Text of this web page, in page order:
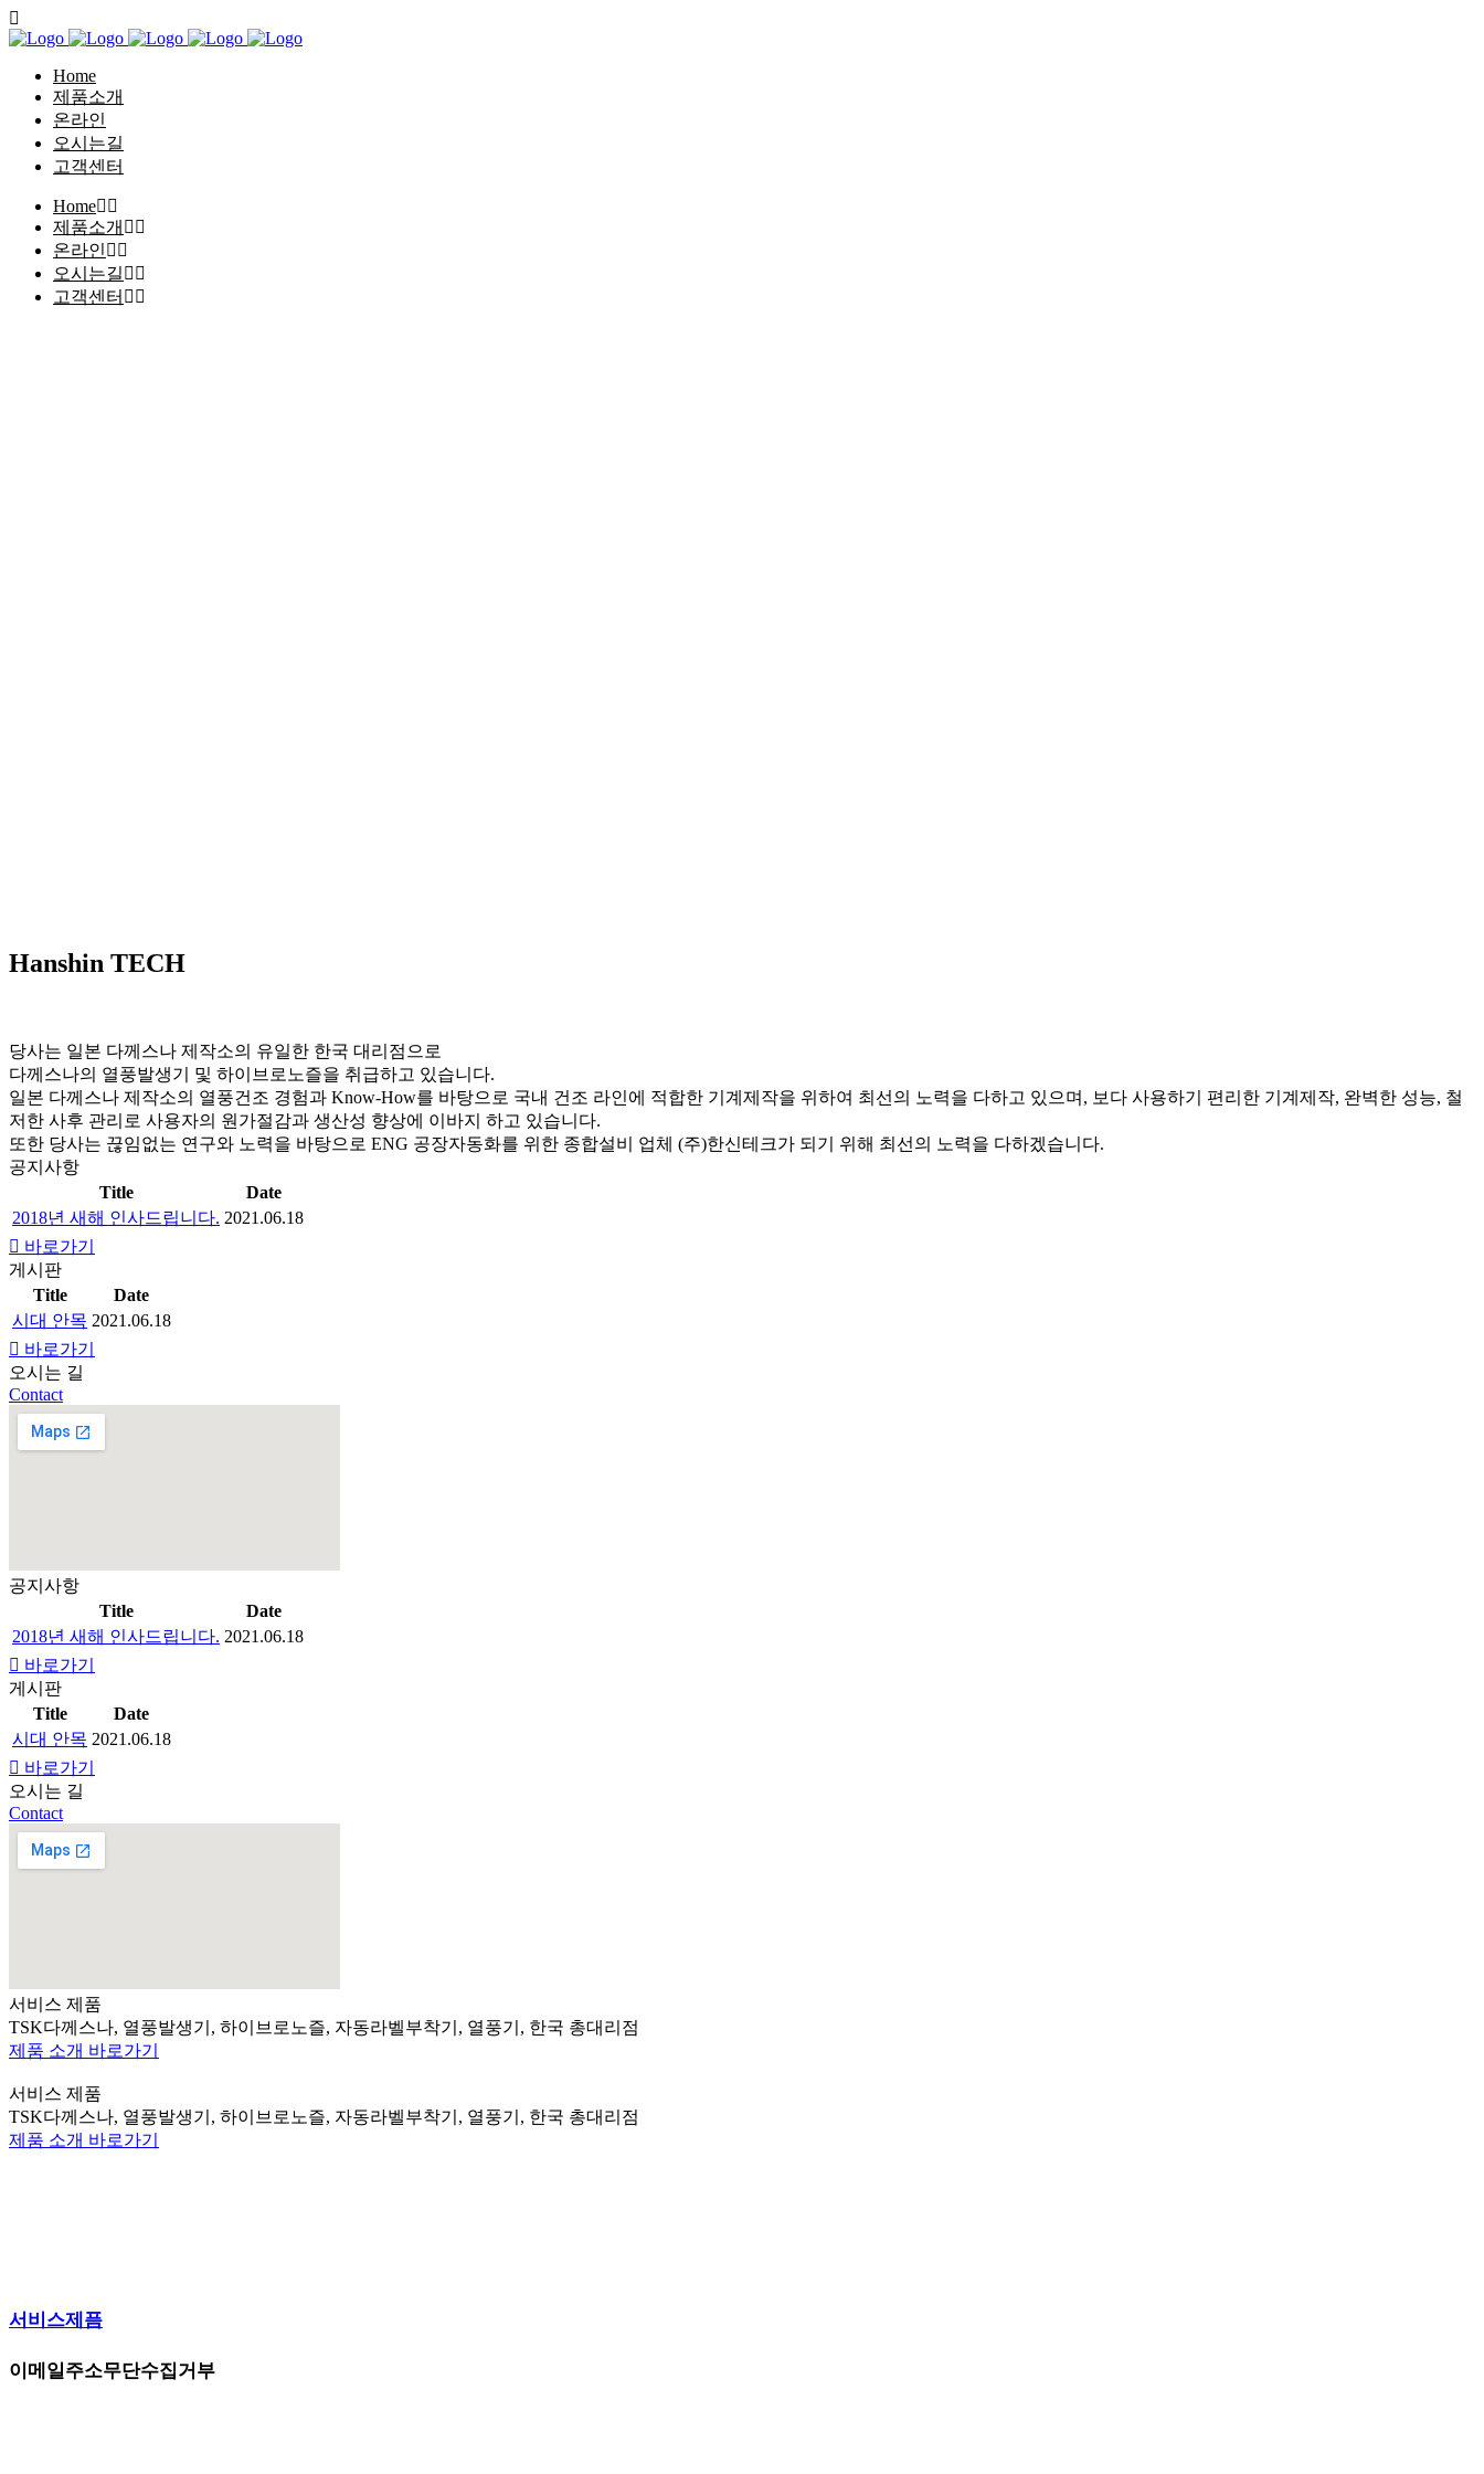
Home
제품소개
온라인
오시는길
고객센터
Home
제품소개
온라인
오시는길
고객센터
Hanshin TECH
당사는 일본 다께스나 제작소의 유일한 한국 대리점으로
다께스나의 열풍발생기 및 하이브로노즐을 취급하고 있습니다.
일본 다께스나 제작소의 열풍건조 경험과 Know-How를 바탕으로 국내 건조 라인에 적합한 기계제작을 위하여 최선의 노력을 다하고 있으며, 보다 사용하기 편리한 기계제작, 완벽한 성능, 철
저한 사후 관리로 사용자의 원가절감과 생산성 향상에 이바지 하고 있습니다.
또한 당사는 끊임없는 연구와 노력을 바탕으로 ENG 공장자동화를 위한 종합설비 업체 (주)한신테크가 되기 위해 최선의 노력을 다하겠습니다.
공지사항
Title
Date
2018년 새해 인사드립니다. 2021.06.18
바로가기
게시판
Title
Date
시대 안목 2021.06.18
바로가기
오시는 길
Contact
공지사항
Title
Date
2018년 새해 인사드립니다. 2021.06.18
바로가기
게시판
Title
Date
시대 안목 2021.06.18
바로가기
오시는 길
Contact
서비스 제품
TSK다께스나, 열풍발생기, 하이브로노즐, 자동라벨부착기, 열풍기, 한국 총대리점
제품 소개 바로가기
서비스 제품
TSK다께스나, 열풍발생기, 하이브로노즐, 자동라벨부착기, 열풍기, 한국 총대리점
제품 소개 바로가기
서비스제픔
이메일주소무단수집거부